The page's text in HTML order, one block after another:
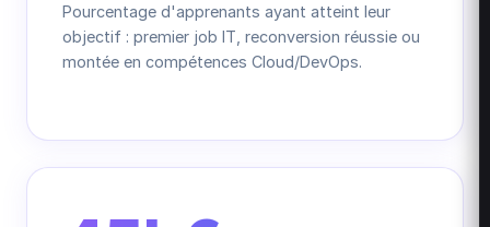
Pourcentage d'apprenants ayant atteint leur
objectif : premier job IT, reconversion réussie ou
montée en compétences Cloud/DevOps.